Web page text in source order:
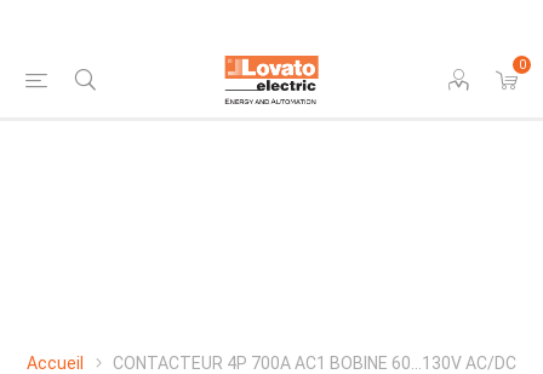
0
Accueil CONTACTEUR 4P 700A AC1 BOBINE 60...130V AC/DC